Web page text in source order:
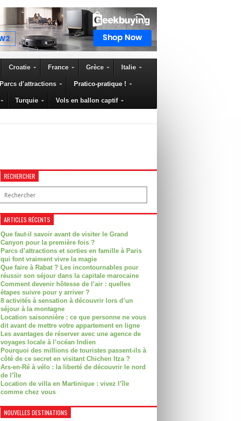
Croatie France Grèce Italie
Parcs d’attractions Pratico-pratique !
Turquie Vols en ballon captif
RECHERCHER
ARTICLES RÉCENTS
Que faut-il savoir avant de visiter le Grand
Canyon pour la première fois ?
Parcs d’attractions et sorties en famille à Paris
qui font vraiment vivre la magie
Que faire à Rabat ? Les incontournables pour
réussir son séjour dans la capitale marocaine
Comment devenir hôtesse de l’air : quelles
étapes suivre pour y arriver ?
8 activités à sensation à découvrir lors d’un
séjour à la montagne
Location saisonnière : ce que personne ne vous
dit avant de mettre votre appartement en ligne
Les avantages de réserver avec une agence de
voyages locale à l’océan Indien
Pourquoi des millions de touristes passent-ils à
côté de ce secret en visitant Chichen Itza ?
Ars-en-Ré à vélo : la liberté de découvrir le nord
de l’île
Location de villa en Martinique : vivez l’île
comme chez vous
NOUVELLES DESTINATIONS